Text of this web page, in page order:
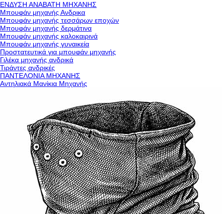
ΕΝΔΥΣΗ ΑΝΑΒΑΤΗ ΜΗΧΑΝΗΣ
Μπουφάν μηχανής Ανδρικα
Μπουφάν μηχανής τεσσάρων εποχών
Μπουφάν μηχανής δερμάτινα
Μπουφάν μηχανής καλοκαιρινά
Μπουφάν μηχανής γυναικεία
Προστατευτικά για μπουφάν μηχανής
Γιλέκα μηχανής ανδρικά
Τιράντες ανδρικές
ΠΑΝΤΕΛΟΝΙΑ ΜΗΧΑΝΗΣ
Αντηλιακά Μανίκια Μηχανής